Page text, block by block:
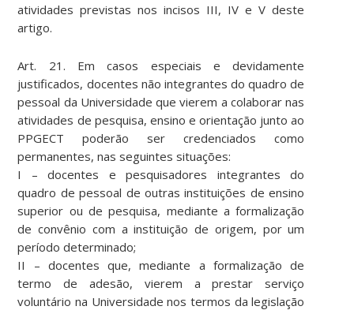
atividades previstas nos incisos III, IV e V deste
artigo.
Art. 21. Em casos especiais e devidamente
justificados, docentes não integrantes do quadro de
pessoal da Universidade que vierem a colaborar nas
atividades de pesquisa, ensino e orientação junto ao
PPGECT poderão ser credenciados como
permanentes, nas seguintes situações:
I – docentes e pesquisadores integrantes do
quadro de pessoal de outras instituições de ensino
superior ou de pesquisa, mediante a formalização
de convênio com a instituição de origem, por um
período determinado;
II – docentes que, mediante a formalização de
termo de adesão, vierem a prestar serviço
voluntário na Universidade nos termos da legislação